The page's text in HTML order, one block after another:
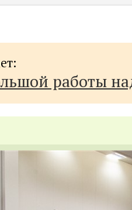
работы